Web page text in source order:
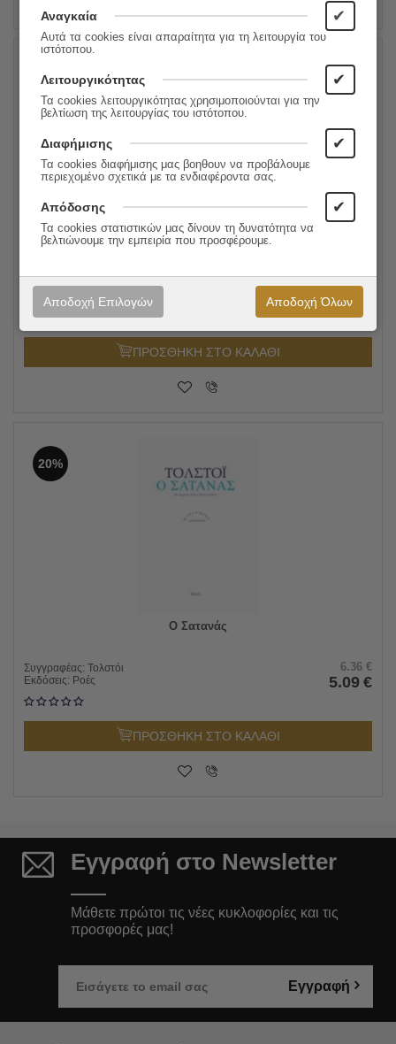
20%
Ο Θάνατος Του Ιβάν Ίλιτς
Συγγραφέας:Τολστόι
Εκδόσεις:Ροές 5.10
ΠΡΟΣΘΗΚΗ ΣΤΟ ΚΑΛΑΘΙ
20%
Ο Σατανάς
Συγγραφέας: Τολστόι
Εκδόσεις: Ροές
6.36 €
5.09 €
ΠΡΟΣΘΗΚΗ ΣΤΟ ΚΑΛΑΘΙ
Εγγραφή στο Newsletter
Μάθετε πρώτοι τις νέες κυκλοφορίες και τις
προσφορές μας!
Εγγραφή
Αναγκαία ✔
Αυτά τα cookies είναι απαραίτητα για τη λειτουργία του
ιστότοπου.
Λειτουργικότητας ✔
Τα cookies λειτουργικότητας χρησιμοποιούνται για την
βελτίωση της λειτουργίας του ιστότοπου.
Διαφήμισης ✔
Τα cookies διαφήμισης μας βοηθουν να προβάλουμε
περιεχομένο σχετικά με τα ενδιαφέροντα σας.
Απόδοσης ✔
Τα cookies στατιστικών μας δίνουν τη δυνατότητα να
βελτιώνουμε την εμπειρία που προσφέρουμε.
Αποδοχή Επιλογών Αποδοχή Όλων